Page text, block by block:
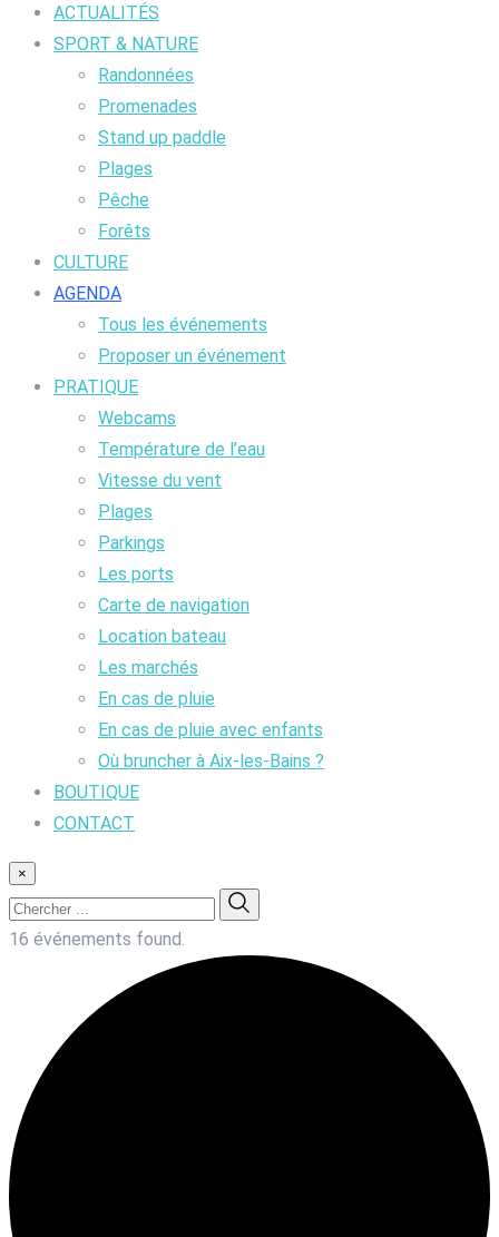
ACTUALITÉS
SPORT & NATURE
Randonnées
Promenades
Stand up paddle
Plages
Pêche
Forêts
CULTURE
AGENDA
Tous les événements
Proposer un événement
PRATIQUE
Webcams
Température de l’eau
Vitesse du vent
Plages
Parkings
Les ports
Carte de navigation
Location bateau
Les marchés
En cas de pluie
En cas de pluie avec enfants
Où bruncher à Aix-les-Bains ?
BOUTIQUE
CONTACT
×
16 événements found.